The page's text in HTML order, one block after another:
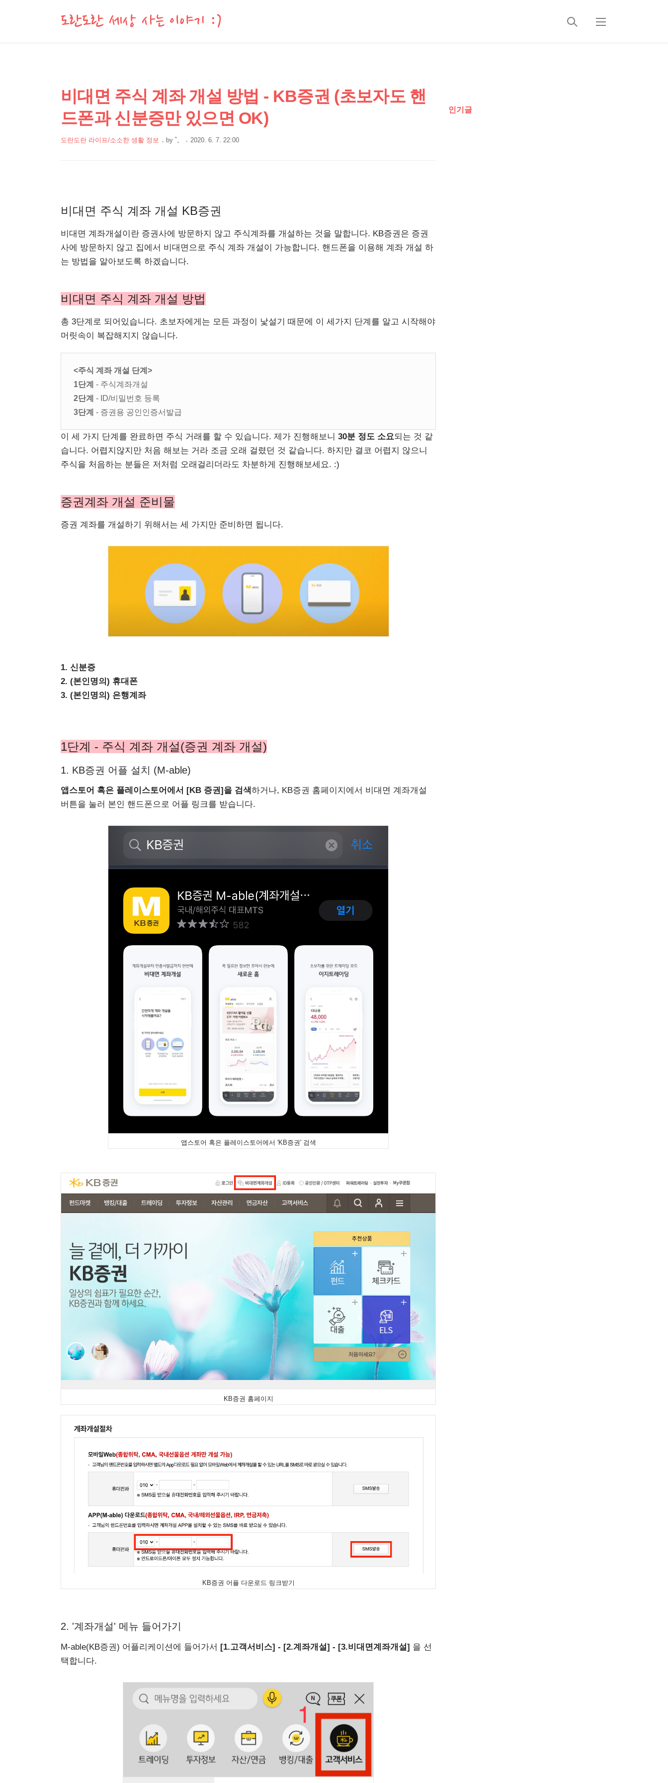
도란도란 세상 사는 이야기 :)
검
메
상
컨
츠
본
문
제
목
비대면 주식 계좌 개설 방법 - KB증권 (초보자도 핸
드폰과 신분증만 있으면 OK)
도란도란 라이프/소소한 생활 정보 by ˚。 2020. 6. 7. 22:00
비대면 주식 계좌 개설 KB증권
비대면 계좌개설이란 증권사에 방문하지 않고 주식계좌를 개설하는 것을 말합니다. KB증권은 증권
사에 방문하지 않고 집에서 비대면으로 주식 계좌 개설이 가능합니다. 핸드폰을 이용해 계좌 개설 하
는 방법을 알아보도록 하겠습니다.
비대면 주식 계좌 개설 방법
총 3단계로 되어있습니다. 초보자에게는 모든 과정이 낯설기 때문에 이 세가지 단계를 알고 시작해야
머릿속이 복잡해지지 않습니다.
<주식 계좌 개설 단계>
1단계 - 주식계좌개설
2단계 - ID/비밀번호 등록
3단계 - 증권용 공인인증서발급
이 세 가지 단계를 완료하면 주식 거래를 할 수 있습니다. 제가 진행해보니 30분 정도 소요되는 것 같
습니다. 어렵지않지만 처음 해보는 거라 조금 오래 걸렸던 것 같습니다. 하지만 결코 어렵지 않으니
주식을 처음하는 분들은 저처럼 오래걸리더라도 차분하게 진행해보세요. :)
증권계좌 개설 준비물
증권 계좌를 개설하기 위해서는 세 가지만 준비하면 됩니다.
1. 신분증
2. (본인명의) 휴대폰
3. (본인명의) 은행계좌
1단계 - 주식 계좌 개설(증권 계좌 개설)
1. KB증권 어플 설치 (M-able)
앱스토어 혹은 플레이스토어에서 [KB 증권]을 검색하거나, KB증권 홈페이지에서 비대면 계좌개설
버튼을 눌러 본인 핸드폰으로 어플 링크를 받습니다.
앱스토어 혹은 플레이스토어에서 'KB증권' 검색
KB증권 홈페이지
KB증권 어플 다운로드 링크받기
2. '계좌개설' 메뉴 들어가기
M-able(KB증권) 어플리케이션에 들어가서 [1.고객서비스] - [2.계좌개설] - [3.비대면계좌개설] 을 선
택합니다.
가
인기글